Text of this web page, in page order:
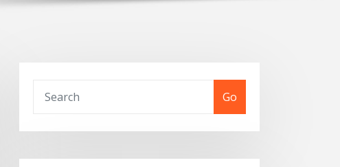
Go